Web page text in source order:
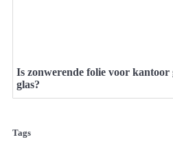
Is zonwerende folie voor
glas?
Tags